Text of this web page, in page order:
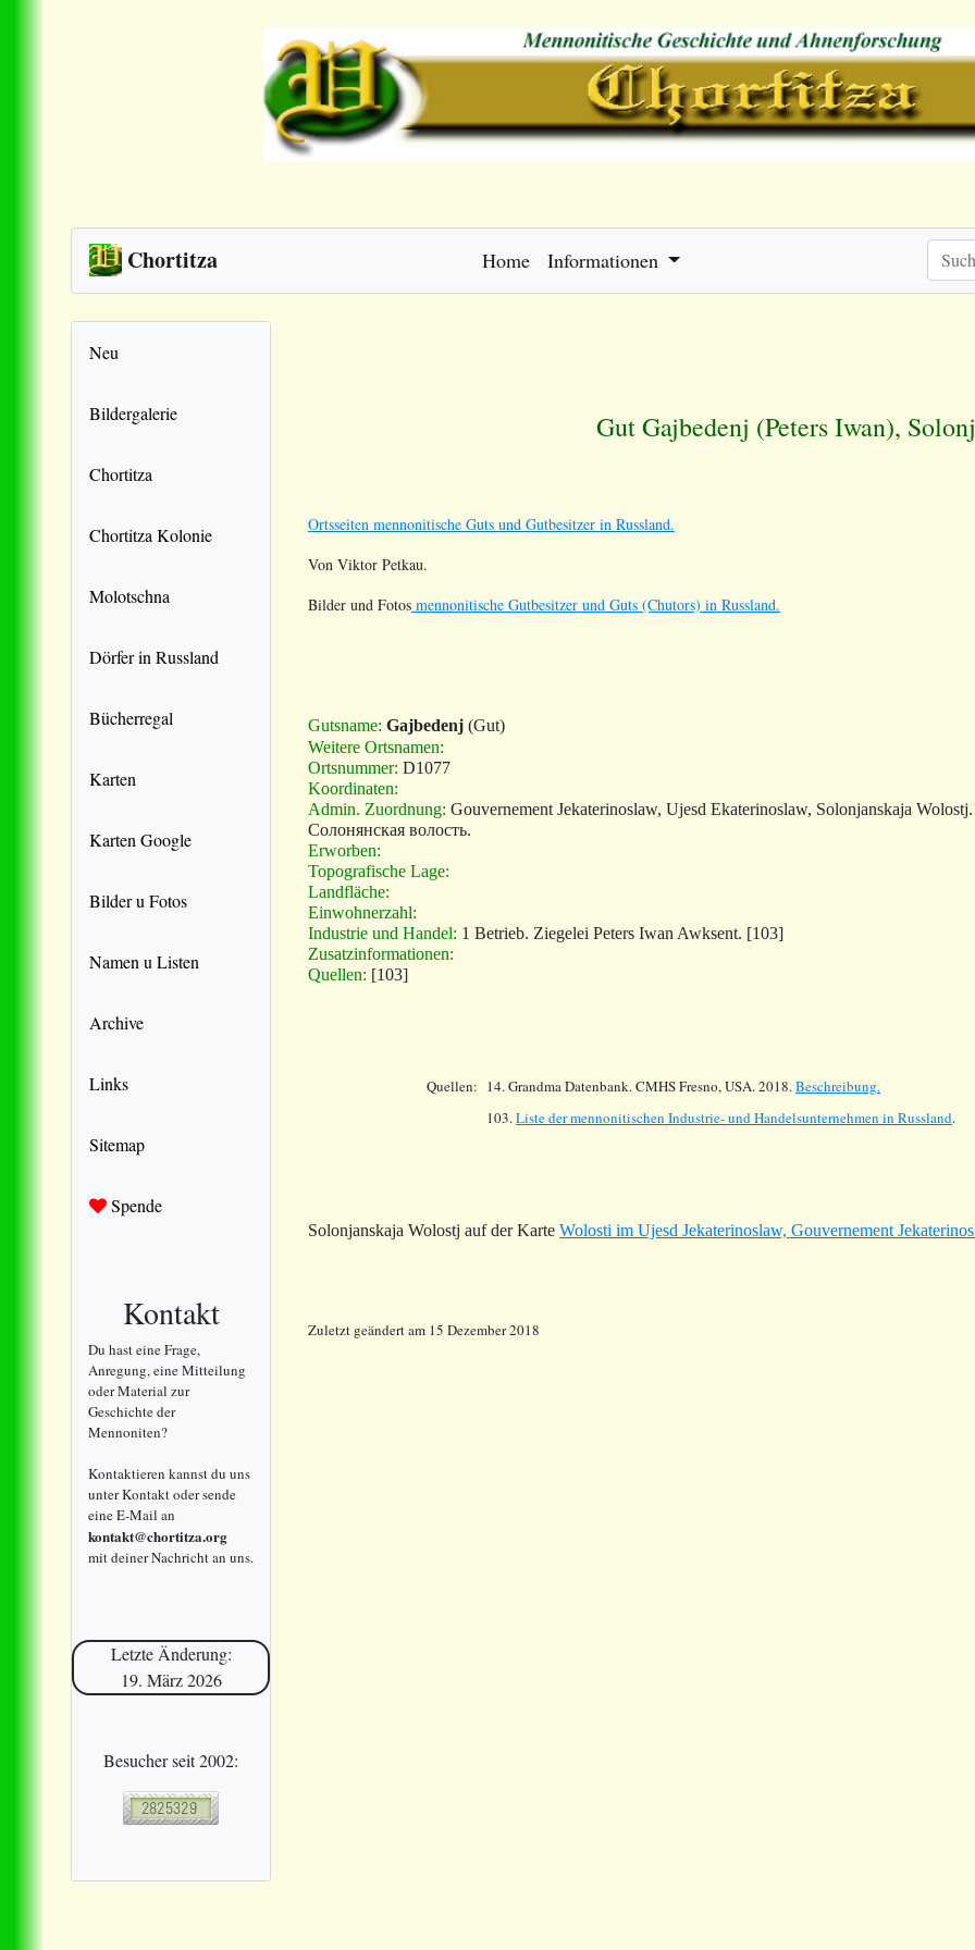
Chortitza Home Informationen
Neu
Bildergalerie
Chortitza
Chortitza Kolonie
Molotschna
Dörfer in Russland
Bücherregal
Karten
Karten Google
Bilder u Fotos
Namen u Listen
Archive
Links
Sitemap
Spende
Kontakt
Du hast eine Frage,
Anregung, eine Mitteilung
oder Material zur
Geschichte der
Mennoniten?
Kontaktieren kannst du uns
unter Kontakt oder sende
eine E-Mail an
kontakt@chortitza.org
mit deiner Nachricht an uns.
Letzte Änderung:
19. März 2026
Besucher seit 2002:
Gut Gajbedenj (Peters Iwan),
Ortsseiten mennonitische Guts und Gutbesitzer in Russland.
Von Viktor Petkau.
Bilder und Fotos mennonitische Gutbesitzer und Guts (Chutors) in Russland.
Gutsname: Gajbedenj (Gut)
Weitere Ortsnamen:
Ortsnummer: D1077
Koordinaten:
Admin. Zuordnung: Gouvernement Jekaterinoslaw, Ujesd Ekaterinoslaw, Solonjanskaja
Солонянская волость.
Erworben:
Topografische Lage:
Landfläche:
Einwohnerzahl:
Industrie und Handel: 1 Betrieb. Ziegelei Peters Iwan Awksent. [103]
Zusatzinformationen:
Quellen: [103]
Quellen: 14.Grandma Datenbank. CMHS Fresno, USA. 2018.Beschreibung.
103.Liste der mennonitischen Industrie- und Handelsunternehmen in Russland.
Solonjanskaja Wolostj auf der Karte Wolosti im Ujesd Jekaterinoslaw, Gouvernement
Zuletzt geändert am 15 Dezember 2018